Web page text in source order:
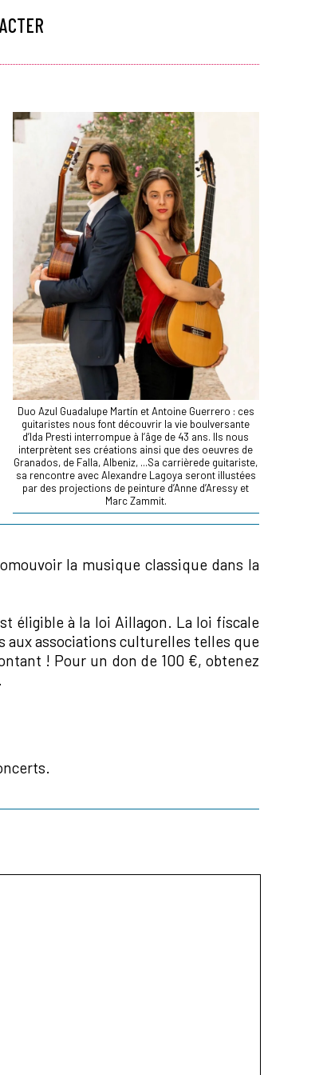
Duo Azul Guadalupe Martín et Antoine Guerrero : ces
guitaristes nous font découvrir la vie boulversante
d’Ida Presti interrompue à l’âge de 43 ans. Ils nous
interprètent ses créations ainsi que des oeuvres de
Granados, de Falla, Albeniz, ...Sa carrièrede guitariste,
sa rencontre avec Alexandre Lagoya seront illustées
par des projections de peinture d’Anne d’Aressy et
Marc Zammit.
la musique classique dans la
éligible à la loi Aillagon. La loi fiscale
aux associations culturelles telles que
! Pour un don de 100 €, obtenez